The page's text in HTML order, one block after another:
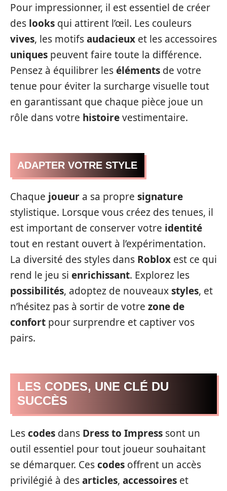
Pour impressionner, il est essentiel de créer
des looks qui attirent l’œil. Les couleurs
vives, les motifsaudacieux et les accessoires
uniques peuvent faire toute la différence.
Pensez à équilibrer leséléments de votre
tenue pour éviter la surcharge visuelle tout
en garantissant que chaque pièce joue un
rôle dans votre histoirevestimentaire.
ADAPTER VOTRE STYLE
Chaque joueur a sa propre signature
stylistique. Lorsque vous créez des tenues, il
est important de conserver votre identité
tout en restant ouvert à l’expérimentation.
La diversité des styles dans Roblox est ce qui
rend le jeu si enrichissant. Explorez les
possibilités, adoptez de nouveauxstyles, et
n’hésitez pas à sortir de votre zone de
confort pour surprendre et captiver vos
pairs.
LES CODES, UNE CLÉ DU
SUCCÈS
Lescodes dans Dress to Impress sont un
outil essentiel pour tout joueur souhaitant
se démarquer. Cescodes offrent un accès
privilégié à desarticles, accessoires et